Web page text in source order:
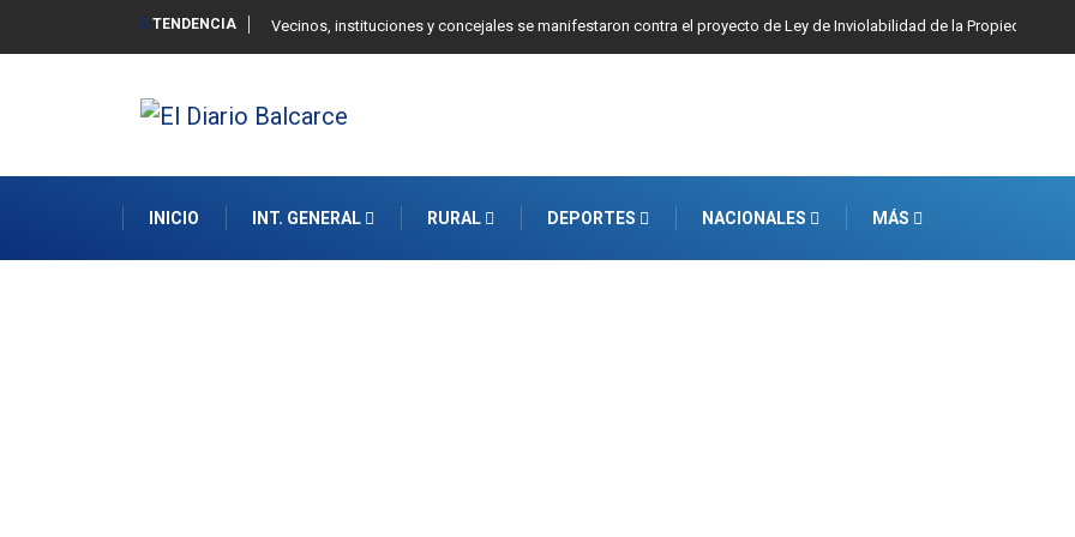
TENDENCIA Vecinos, instituciones y concejales se manifestaron contra el proyecto de Ley de Inviolabilidad de la Propiedad
INICIO INT. GENERAL RURAL DEPORTES NACIONALES MÁS